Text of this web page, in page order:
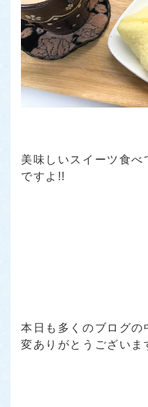
美味しいスイーツ食べ
ですよ!!
本日も多くのブログ
変ありがとうございま